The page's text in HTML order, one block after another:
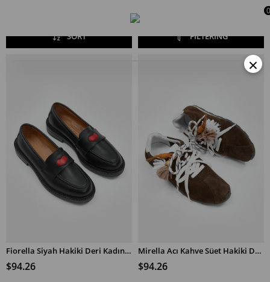
0
FILTERING
SORT
Fiorella Siyah Hakiki Deri Kadın Loafer
$94.26
Mirella Acı Kahve Süet Hakiki Deri Kadın Sneaker
$94.26
×